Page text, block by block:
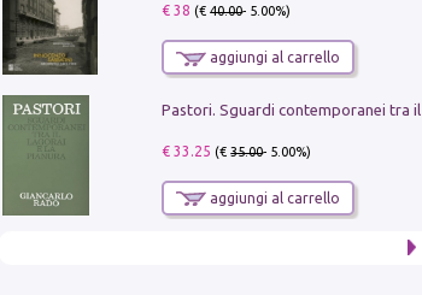
€ 38 (€40.00- 5.00%)
aggiungi al carrello
€ 33.25 (€35.00- 5.00%)
aggiungi al carrello